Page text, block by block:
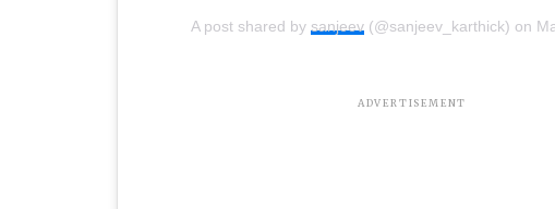
A post shared by sanjeev(@sanjeev_karthick) on May
ADVERTISEMENT